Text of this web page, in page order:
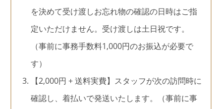
を決めて受け渡しお忘れ物の確認の日時はご指
定いただけません。受け渡しは土日祝です。
（事前に事務手数料1,000円のお振込が必要で
す）
【2,000円 + 送料実費】スタッフが次の訪問時に
確認し、着払いで発送いたします。（事前に事